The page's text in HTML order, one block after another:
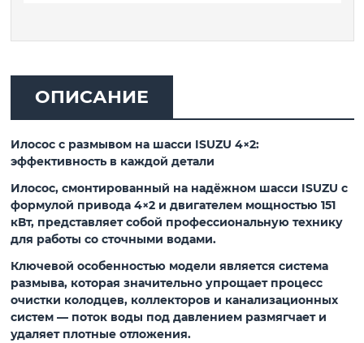
ОПИСАНИЕ
Илосос с размывом на шасси ISUZU 4×2:
эффективность в каждой детали
Илосос, смонтированный на надёжном шасси ISUZU с
формулой привода 4×2 и двигателем мощностью 151
кВт, представляет собой профессиональную технику
для работы со сточными водами.
Ключевой особенностью модели является система
размыва, которая значительно упрощает процесс
очистки колодцев, коллекторов и канализационных
систем — поток воды под давлением размягчает и
удаляет плотные отложения.